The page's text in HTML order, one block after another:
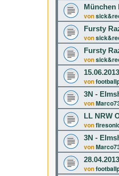
München
von
Fursty
von
Fursty
von
von
3N -
von
LL NRW
von
3N -
von
von